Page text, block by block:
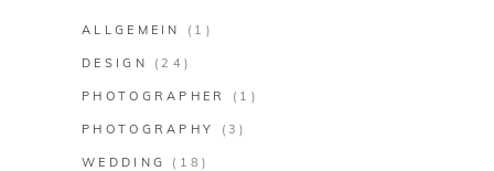
ALLGEMEIN (1)
DESIGN (24)
PHOTOGRAPHER (1)
PHOTOGRAPHY (3)
WEDDING (18)